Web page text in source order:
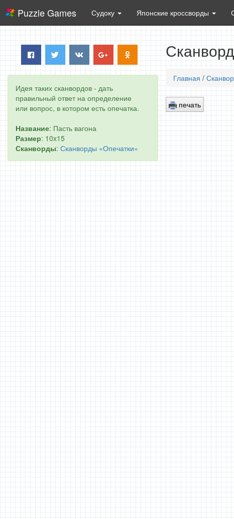
Puzzle Games Судоку Японские кроссворды
Идея таких сканвордов - дать
правильный ответ на определение
или вопрос, в котором есть опечатка.
Название: Пасть вагона
Размер: 10x15
Сканворды: Сканворды «Опечатки»
Главная /
печать